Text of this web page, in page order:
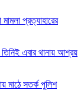
প্রত্যাহারের
তিনিই এবার থানায় আশ্রয়
মাঠে সতর্ক পুলিশ